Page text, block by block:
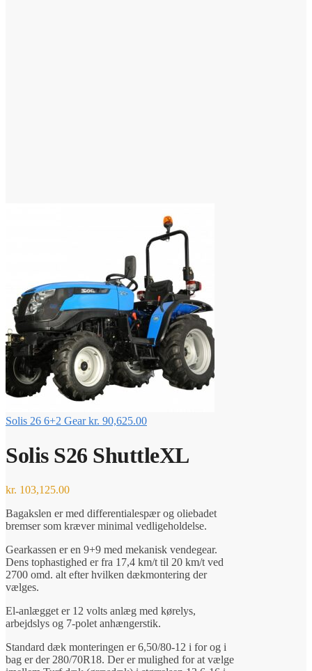
Solis 26 6+2 Gear kr. 90,625.00
Solis S26 ShuttleXL
kr. 103,125.00
Bagakslen er med differentialespær og oliebadet
bremser som kræver minimal vedligeholdelse.
Gearkassen er en 9+9 med mekanisk vendegear.
Dens tophastighed er fra 17,4 km/t til 20 km/t ved
2700 omd. alt efter hvilken dækmontering der
vælges.
El-anlægget er 12 volts anlæg med kørelys,
arbejdslys og 7-polet anhængerstik.
Standard dæk monteringen er 6,50/80-12 i for og i
bag er der 280/70R18. Der er mulighed for at vælge